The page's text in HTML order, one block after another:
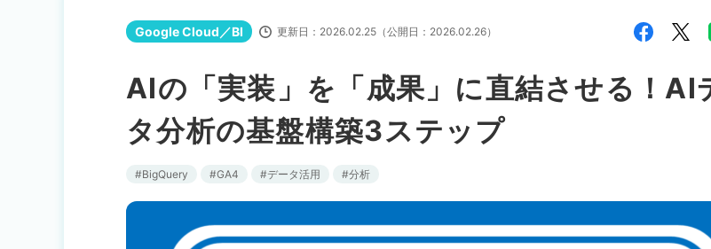
AIの「実装」を「成果」に直結させる！AI
タ分析の基盤構築3ステップ
Google Cloud／BI 更新日： 2026.02.25 （公開日： 2026.02.26）
BigQuery GA4 データ活用 分析